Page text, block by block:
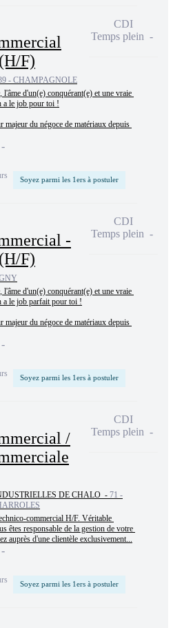
F)
- CHAMPAGNOLE
d'un(e) conquérant(e) et une vraie
a le job pour toi !
du négoce de matériaux depuis
Soyez parmi les 1ers à postuler
CDI
Temps plein
-
F)
d'un(e) conquérant(e) et une vraie
a le job parfait pour toi !
du négoce de matériaux depuis
Soyez parmi les 1ers à postuler
CDI
Temps plein
/
DE CHALO - 71 -
commercial H/F. Véritable
êtes responsable de la gestion de votre
auprès d'une clientèle exclusivement...
Soyez parmi les 1ers à postuler
CDI
Temps plein